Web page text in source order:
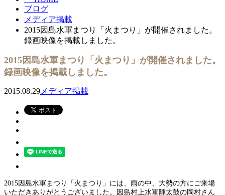
ブログ
メディア掲載
2015因島水軍まつり「火まつり」が開催されました。
録画映像を掲載しました。
2015因島水軍まつり「火まつり」が開催されました。
録画映像を掲載しました。
2015.08.29 メディア掲載
2015因島水軍まつり「火まつり」には、雨の中、大勢の方にご来場
いただきありがとうございました。因島村上水軍陣太鼓の岡村さん